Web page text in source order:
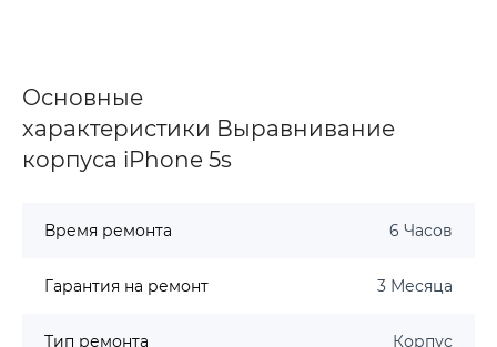
Основные
характеристики Выравнивание
корпуса iPhone 5s
Время ремонта 6 Часов
Гарантия на ремонт 3 Месяца
Тип ремонта Корпус